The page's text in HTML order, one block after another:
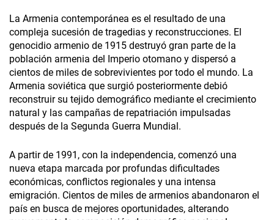
La Armenia contemporánea es el resultado de una
compleja sucesión de tragedias y reconstrucciones. El
genocidio armenio de 1915 destruyó gran parte de la
población armenia del Imperio otomano y dispersó a
cientos de miles de sobrevivientes por todo el mundo. La
Armenia soviética que surgió posteriormente debió
reconstruir su tejido demográfico mediante el crecimiento
natural y las campañas de repatriación impulsadas
después de la Segunda Guerra Mundial.
A partir de 1991, con la independencia, comenzó una
nueva etapa marcada por profundas dificultades
económicas, conflictos regionales y una intensa
emigración. Cientos de miles de armenios abandonaron el
país en busca de mejores oportunidades, alterando